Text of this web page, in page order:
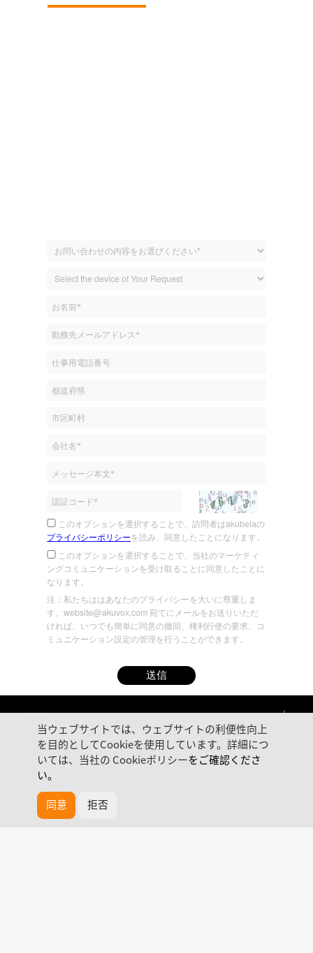
お問い合わせ
当ウェブサイトでは、ウェブサイトの利便性向上
を目的としてCookieを使用しています。詳細につ
いては、当社の Cookieポリシーをご確認くださ
い。
同意 拒否
このオプションを選択することで、訪問者はakubelaの
プライバシーポリシーを読み、同意したことになります。
このオプションを選択することで、当社のマーケティ
ングコミュニケーションを受け取ることに同意したことに
なります。
注：私たちははあなたのプライバシーを大いに尊重しま
す。website@akuvox.com 宛てにメールをお送りいただ
ければ、いつでも簡単に同意の撤回、権利行使の要求、コ
ミュニケーション設定の管理を行うことができます。
送信
企業情報
商品情報
ご協業